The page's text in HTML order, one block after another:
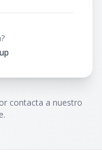
contacta a nuestro